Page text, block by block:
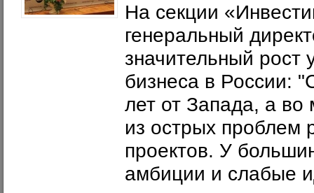
На секции
генеральный
значительный рост
бизнеса в России:
лет от Запада, а во
из острых проблем
проектов. У
амбиции и слабые